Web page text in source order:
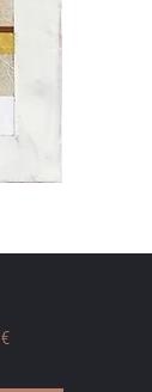
Preis